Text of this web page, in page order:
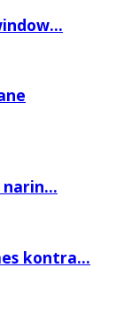
kontra...